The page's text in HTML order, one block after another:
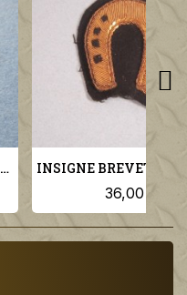
EPERVIER INSIGNE AVIATION MILITAIRE POUR KEPI MODELE 1923 AIGLE
36,00 €